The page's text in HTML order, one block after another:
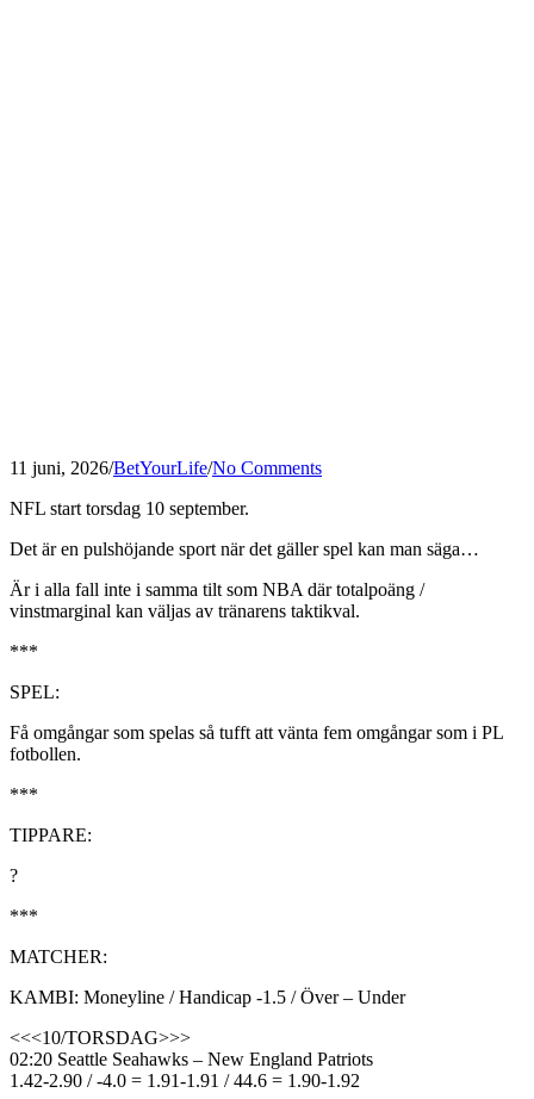
11 juni, 2026/BetYourLife/No Comments
NFL start torsdag 10 september.
Det är en pulshöjande sport när det gäller spel kan man säga…
Är i alla fall inte i samma tilt som NBA där totalpoäng /
vinstmarginal kan väljas av tränarens taktikval.
***
SPEL:
Få omgångar som spelas så tufft att vänta fem omgångar som i PL
fotbollen.
***
TIPPARE:
?
***
MATCHER:
KAMBI: Moneyline / Handicap -1.5 / Över – Under
<<<10/TORSDAG>>>
02:20 Seattle Seahawks – New England Patriots
1.42-2.90 / -4.0 = 1.91-1.91 / 44.6 = 1.90-1.92